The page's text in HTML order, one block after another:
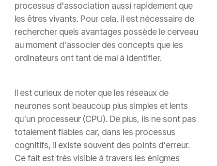
processus d'association aussi rapidement que
les êtres vivants. Pour cela, il est nécessaire de
rechercher quels avantages possède le cerveau
au moment d'associer des concepts que les
ordinateurs ont tant de mal à identifier.
Il est curieux de noter que les réseaux de
neurones sont beaucoup plus simples et lents
qu'un processeur (CPU). De plus, ils ne sont pas
totalement fiables car, dans les processus
cognitifs, il existe souvent des points d'erreur.
Ce fait est très visible à travers les énigmes